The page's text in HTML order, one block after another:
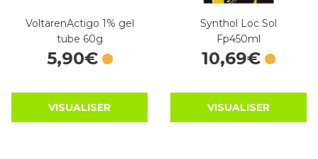
VoltarenActigo 1% gel
tube 60g
5,90€
VISUALISER
Synthol Loc Sol
Fp450ml
10,69€
VISUALISER